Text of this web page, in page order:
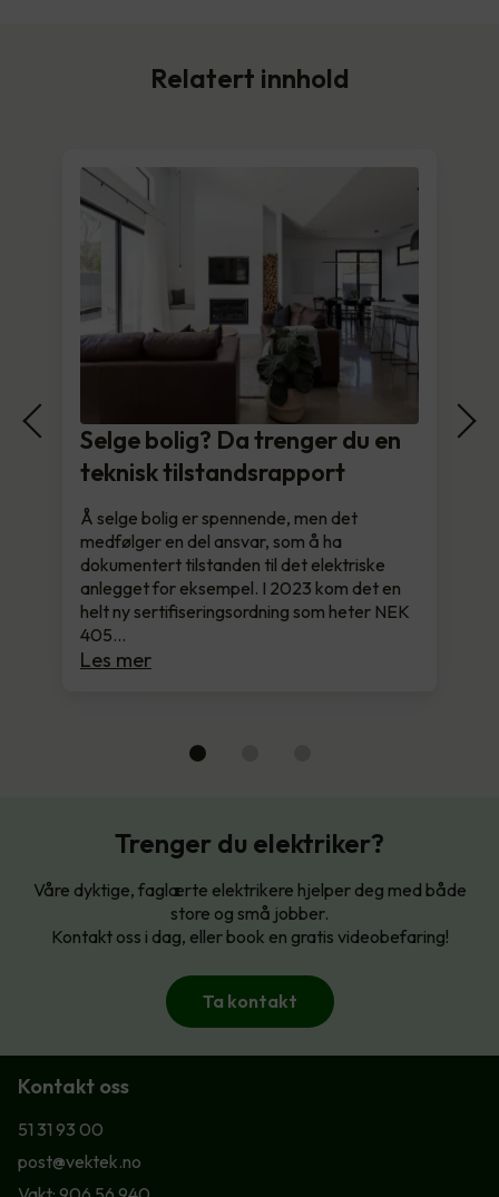
Relatert innhold
Selge bolig? Da trenger du en
teknisk tilstandsrapport
Å selge bolig er spennende, men det
medfølger en del ansvar, som å ha
dokumentert tilstanden til det elektriske
anlegget for eksempel. I 2023 kom det en
helt ny sertifiseringsordning som heter NEK
405…
Les mer
Trenger du elektriker?
Våre dyktige, faglærte elektrikere hjelper deg med både
store og små jobber.
Kontakt oss i dag, eller book en gratis videobefaring!
Ta kontakt
Kontakt oss
51 31 93 00
post@vektek.no